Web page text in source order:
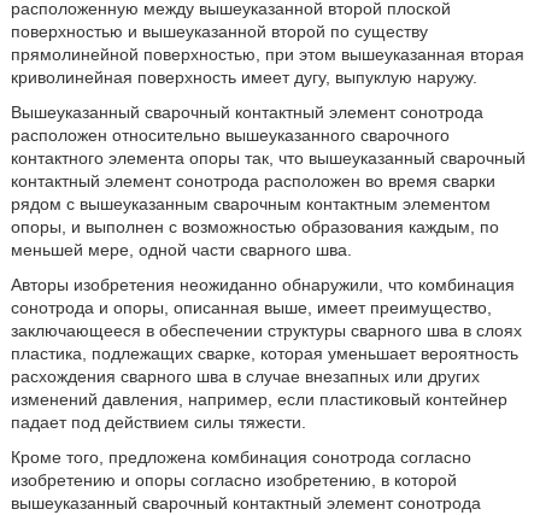
расположенную между вышеуказанной второй плоской
поверхностью и вышеуказанной второй по существу
прямолинейной поверхностью, при этом вышеуказанная вторая
криволинейная поверхность имеет дугу, выпуклую наружу.
Вышеуказанный сварочный контактный элемент сонотрода
расположен относительно вышеуказанного сварочного
контактного элемента опоры так, что вышеуказанный сварочный
контактный элемент сонотрода расположен во время сварки
рядом с вышеуказанным сварочным контактным элементом
опоры, и выполнен с возможностью образования каждым, по
меньшей мере, одной части сварного шва.
Авторы изобретения неожиданно обнаружили, что комбинация
сонотрода и опоры, описанная выше, имеет преимущество,
заключающееся в обеспечении структуры сварного шва в слоях
пластика, подлежащих сварке, которая уменьшает вероятность
расхождения сварного шва в случае внезапных или других
изменений давления, например, если пластиковый контейнер
падает под действием силы тяжести.
Кроме того, предложена комбинация сонотрода согласно
изобретению и опоры согласно изобретению, в которой
вышеуказанный сварочный контактный элемент сонотрода